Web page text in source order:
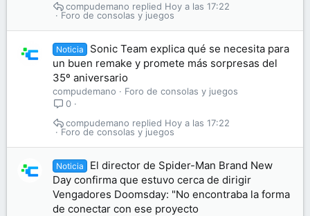
Foro de consolas y juegos
Hoy a las 17:22
compudemano
Noticia
Sonic Team explica qué se necesita para
un buen remake y promete más sorpresas del
35º aniversario
compudemano
Foro de consolas y juegos
0
Foro de consolas y juegos
Hoy a las 17:22
compudemano
Noticia
El director de Spider-Man Brand New
Day confirma que estuvo cerca de dirigir
Vengadores Doomsday: "No encontraba la forma
de conectar con ese proyecto